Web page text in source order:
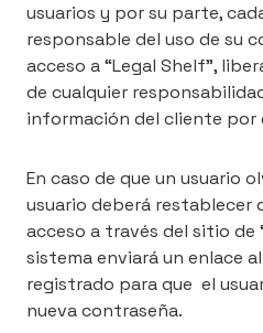
usuarios y por su parte,
responsable del uso de su
acceso a “Legal Shelf”,
de cualquier
información del cliente por
En caso de que un usuario
usuario deberá restablecer
acceso a través del sitio de
sistema enviará un enlace
registrado para que el
nueva contraseña.